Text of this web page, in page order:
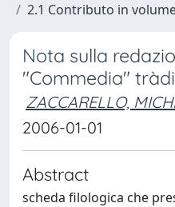
2.1 Contributo in
Nota sulla
"Commedia"
ZACCARELLO,
2006-01-01
Abstract
scheda filologica che